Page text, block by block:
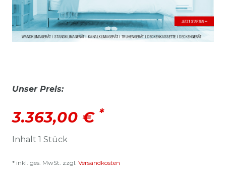
Unser Preis:
3.363,00 € *
Inhalt 1 Stück
* inkl. ges. MwSt. zzgl. Versandkosten